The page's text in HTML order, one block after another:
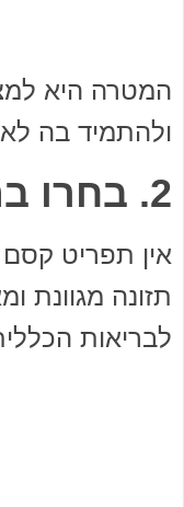
המטרה היא
ולהתמיד בה
2. בחרו בתזונה מאוזנת
אין תפריט
תזונה מגוונת
לבריאות